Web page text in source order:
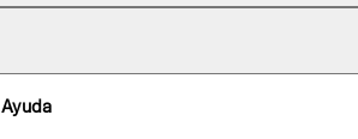
Ayuda